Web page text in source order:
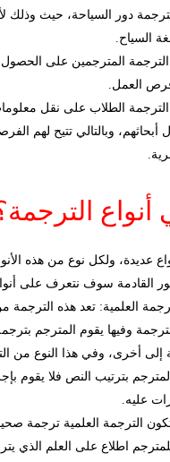
دور السياحة، حيث وذلك
السياح.
المترجمين على
العمل.
الطلاب على نقل
وبالتالي تتيح لهم
أنواع
عديدة، ولكل نوع من هذه
القادمة سوف نتعرف على
العلمية: تعد هذه الترجمة
الترجمة وفيها يقوم المترجم
إلى أخرى، وفي هذا النوع من
بترتيب النص فلا يقوم
عليه.
الترجمة العلمية ترجمة
اطلاع على العلم الذي